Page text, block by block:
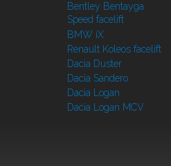
Bentley Bentayga
Speed facelift
BMW iX
Renault Koleos facelift
Dacia Duster
Dacia Sandero
Dacia Logan
Dacia Logan MCV